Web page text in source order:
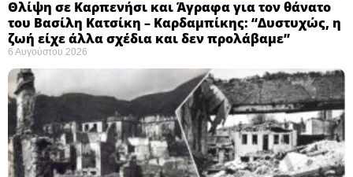
Θλίψη σε Καρπενήσι και Άγραφα για τον θάνατο
του Βασίλη Κατσίκη – Καρδαμπίκης: “Δυστυχώς, η
ζωή είχε άλλα σχέδια και δεν προλάβαμε”
6 Αυγούστου 2026